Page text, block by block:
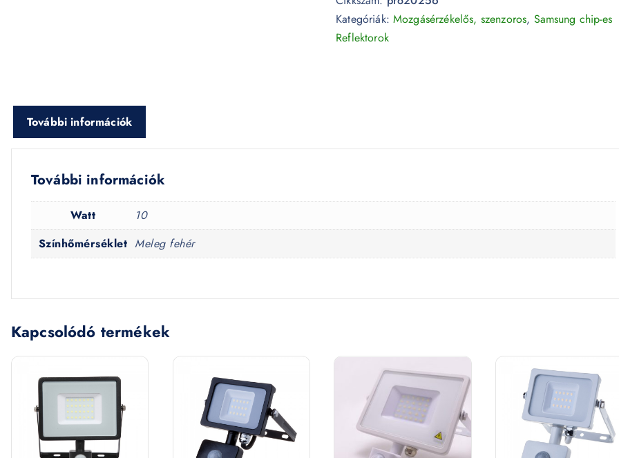
Kategóriák:Mozgásérzékelős, szenzoros, Samsung chip-es
Reflektorok
További információk
További információk
Watt
10
Színhőmérséklet Meleg fehér
Kapcsolódó termékek